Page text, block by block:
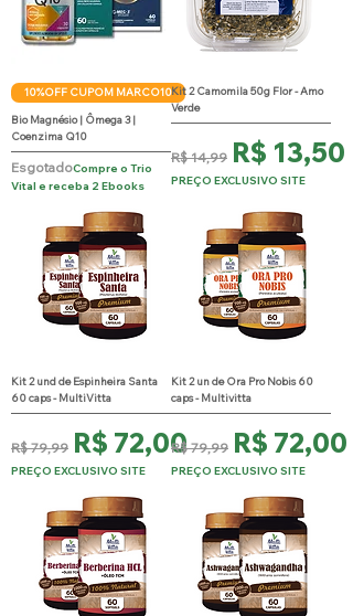
10%OFF CUPOM MARCO10
Bio Magnésio | Ômega 3 |
Coenzima Q10
EsgotadoCompre o Trio
Vital e receba 2 Ebooks
Kit 2 Camomila 50g Flor - Amo
Verde
Preço normal
R$ 14,99 Preço
R$ 13,50
PREÇO EXCLUSIVO SITE
Kit 2 und de Espinheira Santa
60 caps - MultiVitta
Preço normal
R$ 79,99 Preço promocional
R$ 72,00
PREÇO EXCLUSIVO SITE
Kit 2 un de Ora Pro Nobis 60
caps - Multivitta
Preço normal
R$ 79,99 Preço
R$ 72,00
PREÇO EXCLUSIVO SITE